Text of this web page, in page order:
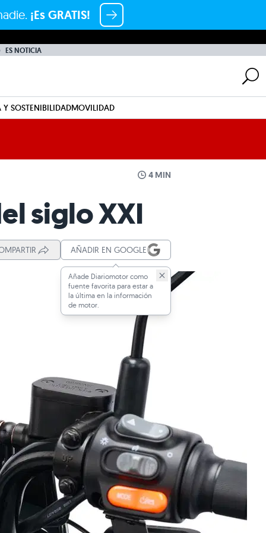
¡Es GRATIS!
ES NOTICIA
Y SOSTENIBILIDADMOVILIDAD
4 MIN
siglo XXI
AÑADIR EN GOOGLE
Añade Diariomotor como
fuente favorita para estar a
la última en la información
de motor.